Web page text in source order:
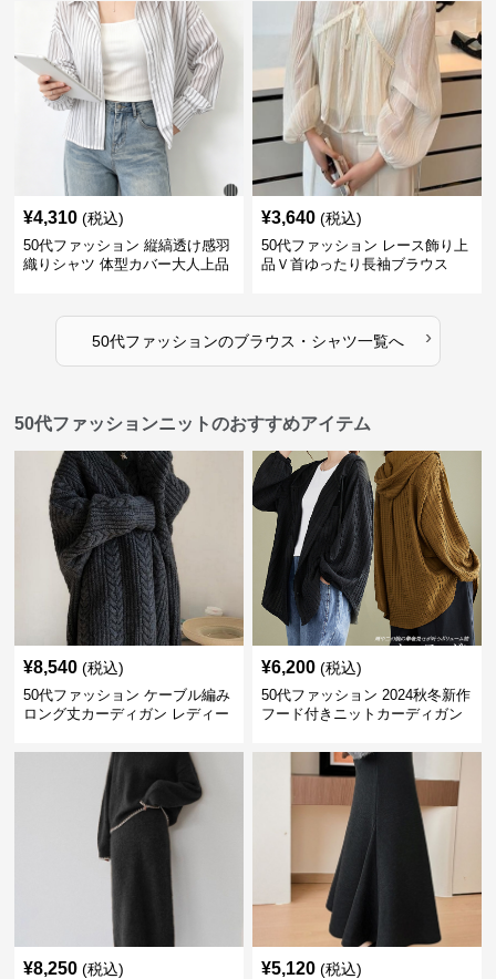
¥4,310 (税込)
50代ファッション 縦縞透け感羽
織りシャツ 体型カバー大人上品
¥3,640 (税込)
50代ファッション レース飾り上
品Ｖ首ゆったり長袖ブラウス
50代ファッションのブラウス・シャツ一覧へ ›
50代ファッションニットのおすすめアイテム
¥8,540 (税込)
50代ファッション ケーブル編み
ロング丈カーディガン レディー
¥6,200 (税込)
50代ファッション 2024秋冬新作
フード付きニットカーディガン
¥8,250 (税込) ¥5,120 (税込)